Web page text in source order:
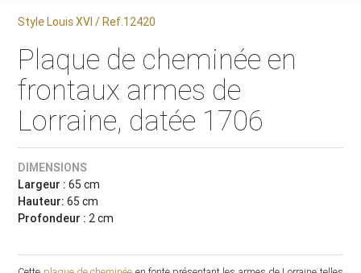
Style Louis XVI / Ref.12420
Plaque de cheminée en
frontaux armes de
Lorraine, datée 1706
DIMENSIONS
Largeur : 65 cm
Hauteur: 65 cm
Profondeur : 2 cm